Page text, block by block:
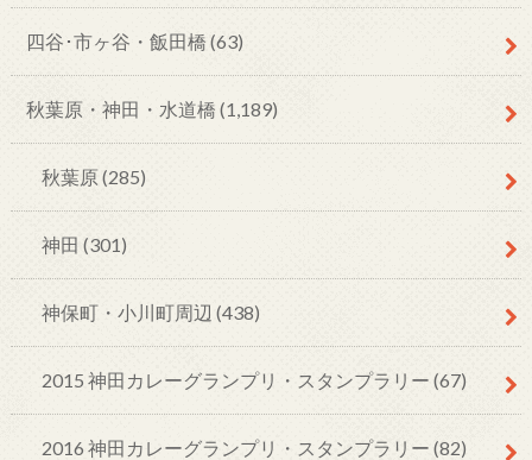
四谷･市ヶ谷・飯田橋 (63)
秋葉原・神田・水道橋 (1,189)
秋葉原 (285)
神田 (301)
神保町・小川町周辺 (438)
2015 神田カレーグランプリ・スタンプラリー (67)
2016 神田カレーグランプリ・スタンプラリー (82)